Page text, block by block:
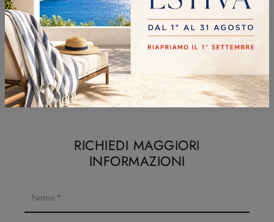
Arredo Bagno Puntotre Cernusco Sul Naviglio
Arredo Bagno Puntotre Cinisello Balsamo
Arredo Bagno Puntotre Lissone
Arredo Bagno Puntotre Vimercate
RICHIEDI MAGGIORI
INFORMAZIONI